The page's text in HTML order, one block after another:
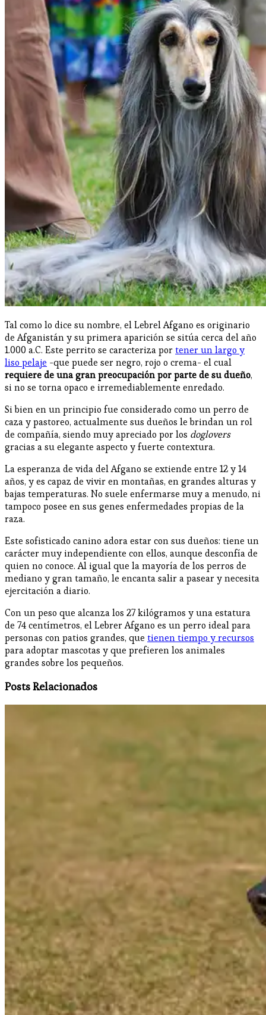
Tal como lo dice su nombre, el Lebrel Afgano es originario
de Afganistán y su primera aparición se sitúa cerca del año
1.000 a.C. Este perrito se caracteriza portener un largo y
liso pelaje -que puede ser negro, rojo o crema- el cual
requiere de una gran preocupación por parte de su dueño,
si no se torna opaco e irremediablemente enredado.
Si bien en un principio fue considerado como un perro de
caza y pastoreo, actualmente sus dueños le brindan un rol
de compañía, siendo muy apreciado por los doglovers
gracias a su elegante aspecto y fuerte contextura.
La esperanza de vida del Afgano se extiende entre 12 y 14
años, y es capaz de vivir en montañas, en grandes alturas y
bajas temperaturas. No suele enfermarse muy a menudo, ni
tampoco posee en sus genes enfermedades propias de la
raza.
Este sofisticado canino adora estar con sus dueños: tiene un
carácter muy independiente con ellos, aunque desconfía de
quien no conoce. Al igual que la mayoría de los perros de
mediano y gran tamaño, le encanta salir a pasear y necesita
ejercitación a diario.
Con un peso que alcanza los 27 kilógramos y una estatura
de 74 centímetros, el Lebrer Afgano es un perro ideal para
personas con patios grandes, que tienen tiempo y recursos
para adoptar mascotas y que prefieren los animales
grandes sobre los pequeños.
Posts Relacionados